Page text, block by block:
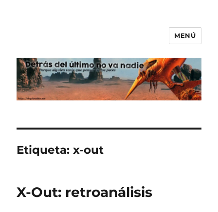
Detrás del último no va nadie
MENÚ
Etiqueta:x-out
X-Out: retroanálisis